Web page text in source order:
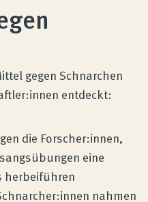
gegen Schnarchen
entdeckt:
die Forscher:innen,
eine
herbeiführen
nahmen